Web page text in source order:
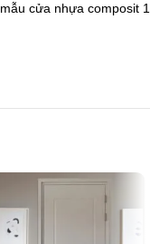
mẫu cửa nhựa composit 1